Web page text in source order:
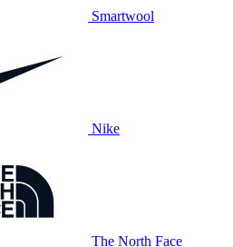
Smartwool
Nike
The North Face